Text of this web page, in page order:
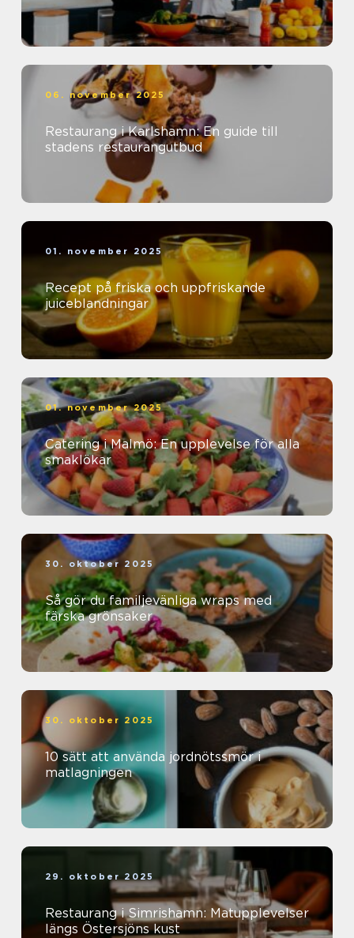
06. november 2025
Restaurang i Karlshamn: En guide till
stadens restaurangutbud
01. november 2025
Recept på friska och uppfriskande
juiceblandningar
01. november 2025
Catering i Malmö: En upplevelse för alla
smaklökar
30. oktober 2025
Så gör du familjevänliga wraps med
färska grönsaker
30. oktober 2025
10 sätt att använda jordnötssmör i
matlagningen
29. oktober 2025
Restaurang i Simrishamn: Matupplevelser
längs Östersjöns kust